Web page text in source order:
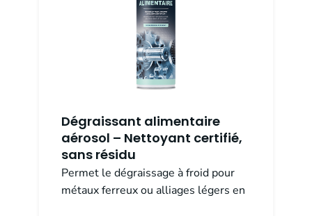
Dégraissant alimentaire
aérosol – Nettoyant certifié,
sans résidu
Permet le dégraissage à froid pour
métaux ferreux ou alliages légers en